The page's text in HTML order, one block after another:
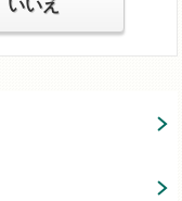
いいえ